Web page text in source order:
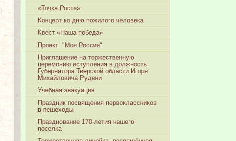
«Точка Роста»
Концерт ко дню пожилого человека
Квест «Наша победа»
Проект "Моя Россия"
Приглашение на торжественную
церемонию вступления в должность
Губернатора Тверской области Игоря
Михайловича Рудени
Учебная эвакуация
Праздник посвящения первоклассников
в пешеходы
Празднование 170-летия нашего
поселка